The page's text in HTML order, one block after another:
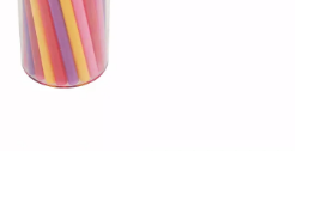
bu tarayıcıya